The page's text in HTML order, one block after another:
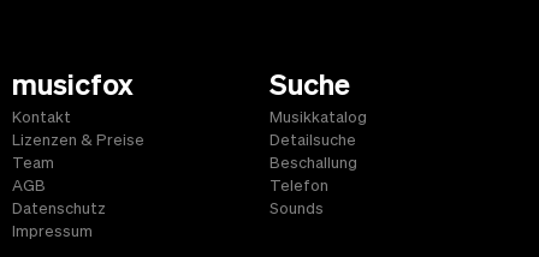
musicfox
Kontakt
Lizenzen & Preise
Team
AGB
Datenschutz
Impressum
Suche
Musikkatalog
Detailsuche
Beschallung
Telefon
Sounds